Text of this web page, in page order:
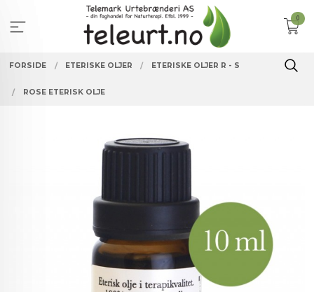
innholdet
0
FORSIDE ETERISKE OLJER ETERISKE OLJER R - S
ROSE ETERISK OLJE